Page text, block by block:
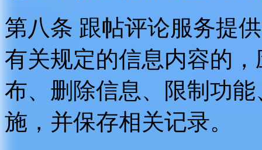
第八条 跟帖评论服务提
有关规定的信息内容的
布、删除信息、限制功
施，并保存相关记录。